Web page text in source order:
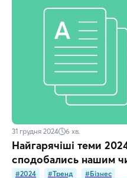
31 грудня 2024 6 хв.
Найгарячіші теми
сподобались нашим
#2024 #Тренд #Бізнес